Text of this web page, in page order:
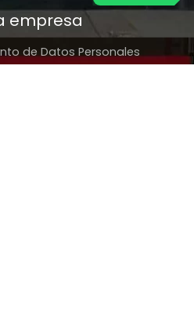
empresa
de Datos Personales